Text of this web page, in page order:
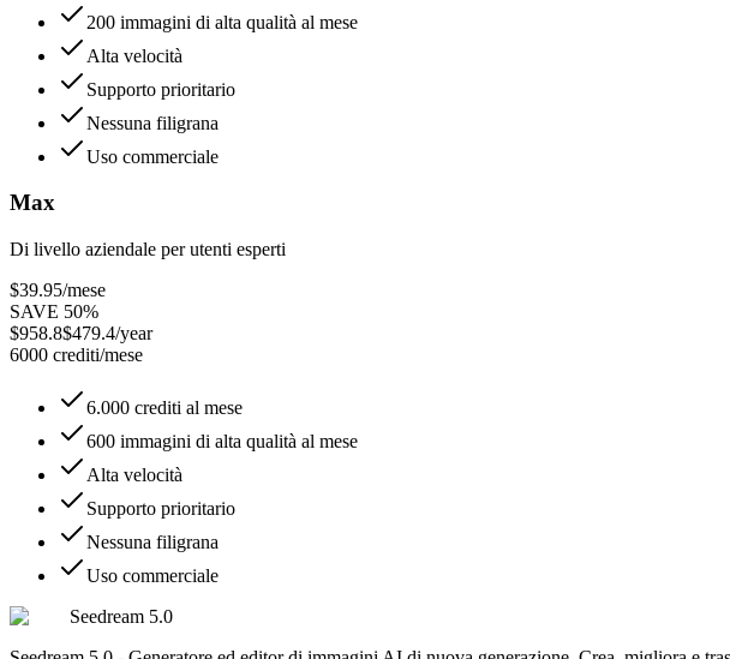
200 immagini di alta qualità al mese
Alta velocità
Supporto prioritario
Nessuna filigrana
Uso commerciale
Max
Di livello aziendale per utenti esperti
$39.95/mese
SAVE 50%
$958.8$479.4/year
6000 crediti/mese
6.000 crediti al mese
600 immagini di alta qualità al mese
Alta velocità
Supporto prioritario
Nessuna filigrana
Uso commerciale
Seedream 5.0